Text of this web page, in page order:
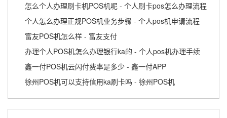
怎么个人办理刷卡机POS机呢 - 个人刷卡pos怎么办理流程
个人怎么办理正规POS机业务步骤 - 个人pos机申请流程
富友POS机怎么样 - 富友支付
办理个人POS机怎么办理银行ka的 - 个人pos机办理手续
鑫一付POS机云闪付费率是多少 - 鑫一付APP
徐州POS机可以支持信用ka刷卡吗 - 徐州POS机